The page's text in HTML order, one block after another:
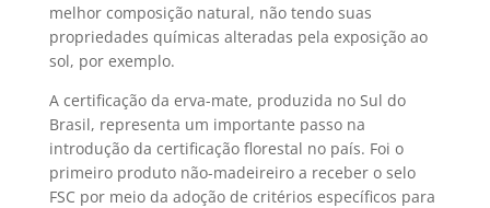
melhor composição natural, não tendo suas
propriedades químicas alteradas pela exposição ao
sol, por exemplo.
A certificação da erva-mate, produzida no Sul do
Brasil, representa um importante passo na
introdução da certificação florestal no país. Foi o
primeiro produto não-madeireiro a receber o selo
FSC por meio da adoção de critérios específicos para